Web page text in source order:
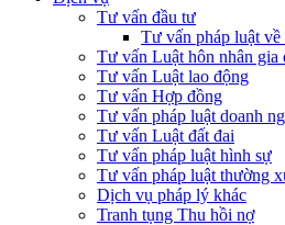
Tư vấn đầu tư
Tư vấn pháp luật
Tư vấn Luật hôn nhân gia
Tư vấn Luật lao động
Tư vấn Hợp đồng
Tư vấn pháp luật doanh
Tư vấn Luật đất đai
Tư vấn pháp luật hình sự
Tư vấn pháp luật thường
Dịch vụ pháp lý khác
Tranh tụng Thu hồi nợ